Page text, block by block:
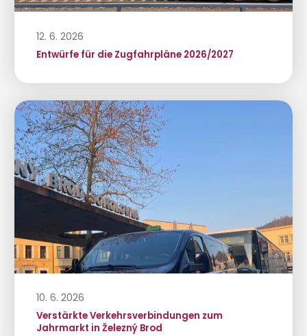
12. 6. 2026
Entwürfe für die Zugfahrpläne 2026/2027
10. 6. 2026
Verstärkte Verkehrsverbindungen zum
Jahrmarkt in Železný Brod